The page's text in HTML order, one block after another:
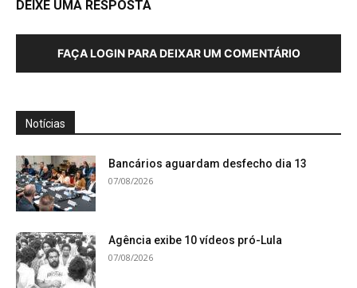
DEIXE UMA RESPOSTA
FAÇA LOGIN PARA DEIXAR UM COMENTÁRIO
Notícias
Bancários aguardam desfecho dia 13
07/08/2026
Agência exibe 10 vídeos pró-Lula
07/08/2026